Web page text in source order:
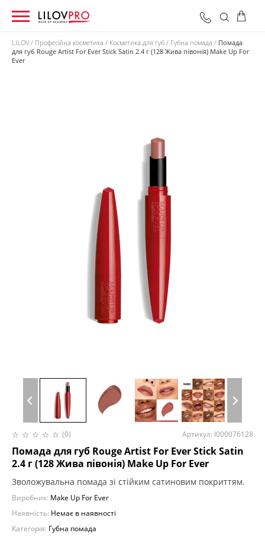
LILOV Професійна косметика Косметика для губ Губна помада
Помада
для губ Rouge Artist For Ever Stick Satin 2.4 г (128 Жива півонія) Make Up For
Ever
(0) Артикул: I000076128
Помада для губ Rouge Artist For Ever Stick Satin
2.4 г (128 Жива півонія) Make Up For Ever
Зволожувальна помада зі стійким сатиновим покриттям.
Виробник: Make Up For Ever
Наявність: Немає в наявності
Категорія: Губна помада